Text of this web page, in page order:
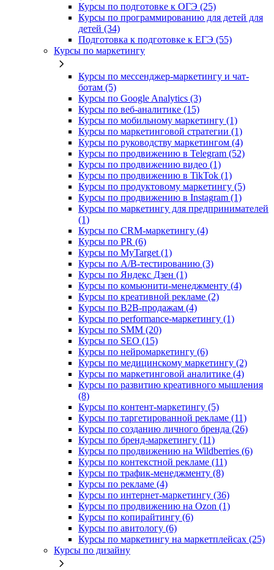
Курсы по подготовке к ОГЭ (25)
Курсы по программированию для детей для
детей (34)
Подготовка к подготовке к ЕГЭ (55)
Курсы по маркетингу
Курсы по мессенджер-маркетингу и чат-
ботам (5)
Курсы по Google Analytics (3)
Курсы по веб-аналитике (15)
Курсы по мобильному маркетингу (1)
Курсы по маркетинговой стратегии (1)
Курсы по руководству маркетингом (4)
Курсы по продвижению в Telegram (52)
Курсы по продвижению видео (1)
Курсы по продвижению в TikTok (1)
Курсы по продуктовому маркетингу (5)
Курсы по продвижению в Instagram (1)
Курсы по маркетингу для предпринимателей
(1)
Курсы по CRM-маркетингу (4)
Курсы по PR (6)
Курсы по MyTarget (1)
Курсы по A/B-тестированию (3)
Курсы по Яндекс Дзен (1)
Курсы по комьюнити-менеджменту (4)
Курсы по креативной рекламе (2)
Курсы по B2B-продажам (4)
Курсы по performance-маркетингу (1)
Курсы по SMM (20)
Курсы по SEO (15)
Курсы по нейромаркетингу (6)
Курсы по медицинскому маркетингу (2)
Курсы по маркетинговой аналитике (4)
Курсы по развитию креативного мышления
(8)
Курсы по контент-маркетингу (5)
Курсы по таргетированной рекламе (11)
Курсы по созданию личного бренда (26)
Курсы по бренд-маркетингу (11)
Курсы по продвижению на Wildberries (6)
Курсы по контекстной рекламе (11)
Курсы по трафик-менеджменту (8)
Курсы по рекламе (4)
Курсы по интернет-маркетингу (36)
Курсы по продвижению на Ozon (1)
Курсы по копирайтингу (6)
Курсы по авитологу (6)
Курсы по маркетингу на маркетплейсах (25)
Курсы по дизайну